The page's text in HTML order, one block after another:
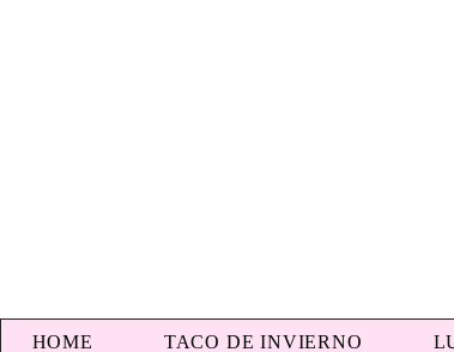
HOME TACO DE INVIERNO